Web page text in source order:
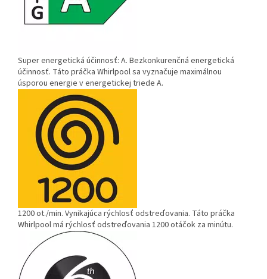
Super energetická účinnosť: A. Bezkonkurenčná energetická
účinnosť. Táto práčka Whirlpool sa vyznačuje maximálnou
úsporou energie v energetickej triede A.
1200 ot./min. Vynikajúca rýchlosť odstreďovania. Táto práčka
Whirlpool má rýchlosť odstreďovania 1200 otáčok za minútu.